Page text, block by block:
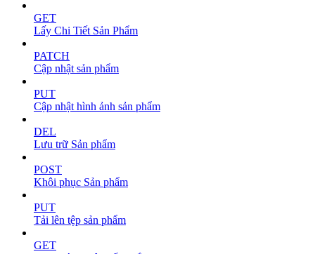
GET
Lấy Chi Tiết Sản Phẩm
PATCH
Cập nhật sản phẩm
PUT
Cập nhật hình ảnh sản phẩm
DEL
Lưu trữ Sản phẩm
POST
Khôi phục Sản phẩm
PUT
Tải lên tệp sản phẩm
GET